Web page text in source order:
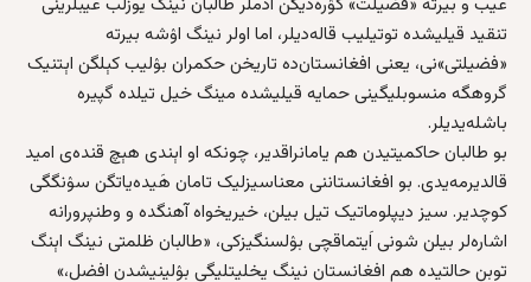
تنقید قیلیشده توتیلیب قاله‌دیلر، اما اولر نینگ اۉشه‌ بیرته‌
«فضیلتی»نی، یعنی افغانستان‌ده تاریخن حکمران بۉلیب کېلگن اېتنیک
گروهگه منسوبلیگینی حمایه‌ قیلیشده مینگ خیل تیلده گپیره
باشله‌یدیلر.
بو طالبان حاکمیتیدن هم یامانراقدیر، چونکه‌ او اېندی هېچ قنده‌ی امید
قالدیرمه‌یدی. بو افغانستاننی معناسیزلیک تامان هَیده‌یاتگن سۉنگگی
کوچدیر. سیز دیپلوماتیک تیل بیلن، خیریخواه آهنگده و وطنپرورانه
اشاره‌لر بیلن شونی اَیتماقچی بۉلسنگیزکی، «طالبان ظلمتی نینگ اېنگ
توبن حالتیده هم افغانستان نینگ یخلیتلیگی بۉلینیشدن افضل،»